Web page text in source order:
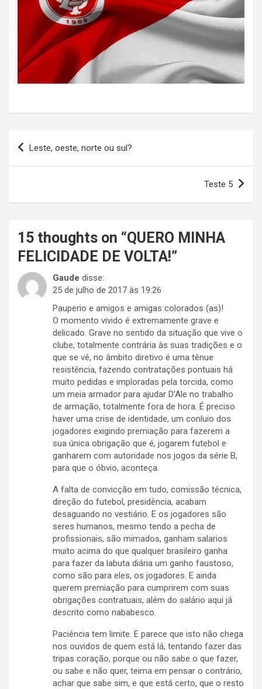
Navegação
Leste, oeste, norte ou sul?
Teste 5
15 thoughts on “QUERO MINHA
FELICIDADE DE VOLTA!”
Gaude disse:
25 de julho de 2017 às 19:26
Pauperio e amigos e amigas colorados (as)!
O momento vivido é extremamente grave e
delicado. Grave no sentido da situação que vive o
clube, totalmente contrária às suas tradições e o
que se vê, no âmbito diretivo é uma tênue
resistência, fazendo contratações pontuais há
muito pedidas e imploradas pela torcida, como
um meia armador para ajudar D’Ale no trabalho
de armação, totalmente fora de hora. É preciso
haver uma crise de identidade, um conluio dos
jogadores exigindo premiação para fazerem a
sua única obrigação que é, jogarem futebol e
ganharem com autoridade nos jogos da série B,
para que o óbvio, aconteça.
A falta de convicção em tudo, comissão técnica,
direção do futebol, presidência, acabam
desaguando no vestiário. E os jogadores são
seres humanos, mesmo tendo a pecha de
profissionais, são mimados, ganham salarios
muito acima do que qualquer brasileiro ganha
para fazer da labuta diária um ganho faustoso,
como são para eles, os jogadores. E ainda
querem premiação para cumprirem com suas
obrigações contratuais, além do salário aqui já
descrito como nababesco.
Paciência tem limite. E parece que isto não chega
nos ouvidos de quem está lá, tentando fazer das
tripas coração, porque ou não sabe o que fazer,
ou sabe e não quer, teima em pensar o contrário,
achar que sabe sim, e que está certo, que o resto